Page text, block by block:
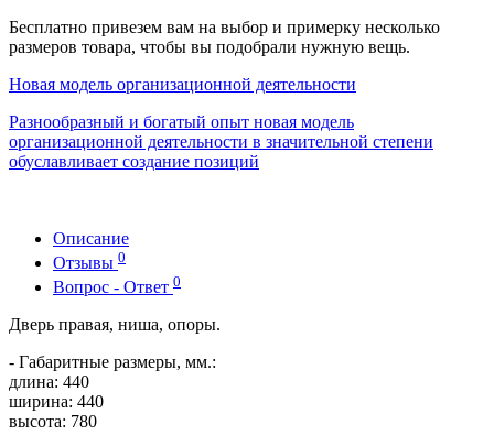
Бесплатно привезем вам на выбор и примерку несколько
размеров товара, чтобы вы подобрали нужную вещь.
Новая модель организационной деятельности
Разнообразный и богатый опыт новая модель
организационной деятельности в значительной степени
обуславливает создание позиций
Описание
Отзывы 0
Вопрос - Ответ 0
Дверь правая, ниша, опоры.
- Габаритные размеры, мм.:
длина: 440
ширина: 440
высота: 780